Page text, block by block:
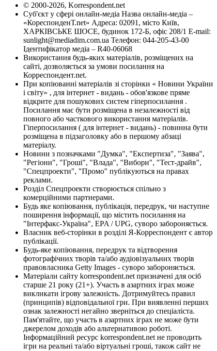
© 2000-2026, Korrespondent.net
Суб'єкт у сфері онлайн-медіа Назва онлайн-медіа –
«КореспонденТ.net» Адреса: 02091, місто Київ,
ХАРКІВСЬКЕ ШОСЕ, будинок 172-Б, офіс 208/1 E-mail:
sunlight@mediadim.com.ua Телефон: 044-205-43-00
Ідентифікатор медіа – R40-06068
Використання будь-яких матеріалів, розміщених на
сайті, дозволяється за умови посилання на
Корреспондент.net.
При копіюванні матеріалів зі сторінки « Новини України
і світу» , для інтернет - видань - обов'язкове пряме
відкрите для пошукових систем гіперпосилання .
Посилання має бути розміщена в незалежності від
повного або часткового використання матеріалів.
Гіперпосилання ( для інтернет - видань) - повинна бути
розміщена в підзаголовку або в першому абзаці
матеріалу.
Новини з позначками "Думка", "Експертиза", "Заява",
"Регіони", "Гроші", "Влада", "Вибори", "Тест-драйв",
"Спецпроекти", "Промо" публікуються на правах
реклами.
Розділ Спецпроекти створюється спільно з
комерційними партнерами.
Будь яке копіювання, публікація, передрук, чи наступне
поширення інформації, що містить посилання на
"Інтерфакс-Україна", EPA / UPG, суворо забороняється.
Власник веб-сторінки в розділі Я-Корреспондент є автор
публікації.
Будь-яке копіювання, передрук та відтворення
фотографічних творів та/або аудіовізуальних творів
правовласника Getty Images - суворо забороняється.
Матеріали сайту korrespondent.net призначені для осіб
старше 21 року (21+). Участь в азартних іграх може
викликати ігрову залежність. Дотримуйтесь правил
(принципів) відповідальної гри. При виявленні перших
ознак залежності негайно зверніться до спеціаліста.
Пам'ятайте, що участь в азартних іграх не може бути
джерелом доходів або альтернативою роботі.
Інформаційний ресурс korrespondent.net не проводить
ігри на реальні та/або віртуальні гроші, також сайт не